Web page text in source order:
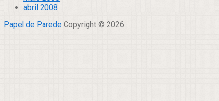
abril 2008
Papel de Parede Copyright © 2026.